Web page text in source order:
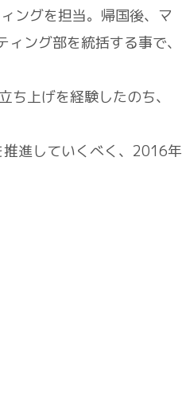
ングを担当。帰国後、マ
ング部を統括する事で、
上げを経験したのち、
進していくべく、2016年